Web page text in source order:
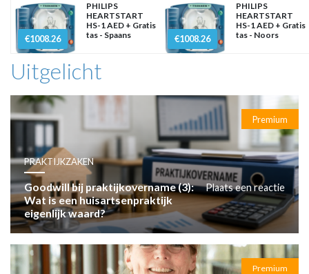
€1008.26
PHILIPS
HEARTSTART
HS-1 AED + Gratis
tas - Spaans
€1008.26
PHILIPS
HEARTSTART
HS-1 AED + Gratis
tas - Noors
Uitgelicht
Premium
PRAKTIJKZAKEN
Goodwill bij praktijkovername (3):
Wat is een huisartsenpraktijk
eigenlijk waard?
Plaats een reactie
Premium